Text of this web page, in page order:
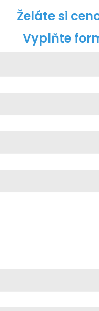
Želáte si
Vyplňte